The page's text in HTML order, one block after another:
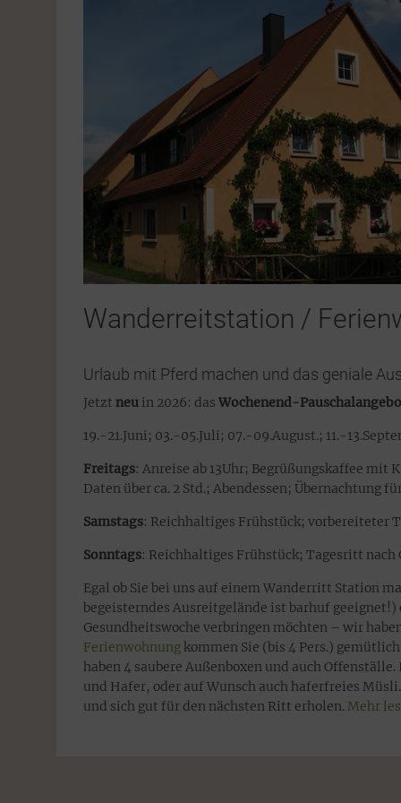
Wanderreitstation /
Urlaub mit Pferd machen und das geniale
Jetzt neu in 2026: das Wochenend-
19.-21.Juni; 03.-05.Juli; 07.-09.August.; 11.-
Freitags: Anreise ab 13Uhr; Begrüßungskaffee mit
Daten über ca. 2 Std.; Abendessen; Übernachtung
Samstags: Reichhaltiges Frühstück; vorbereiteter
Sonntags: Reichhaltiges Frühstück; Tagesritt
Egal ob Sie bei uns auf einem Wanderritt Station
begeisterndes Ausreitgelände ist barhuf
Gesundheitswoche verbringen möchten – wir
Ferienwohnung kommen Sie (bis 4 Pers.)
haben 4 saubere Außenboxen und auch
und Hafer, oder auf Wunsch auch haferfreies
und sich gut für den nächsten Ritt erholen. Mehr